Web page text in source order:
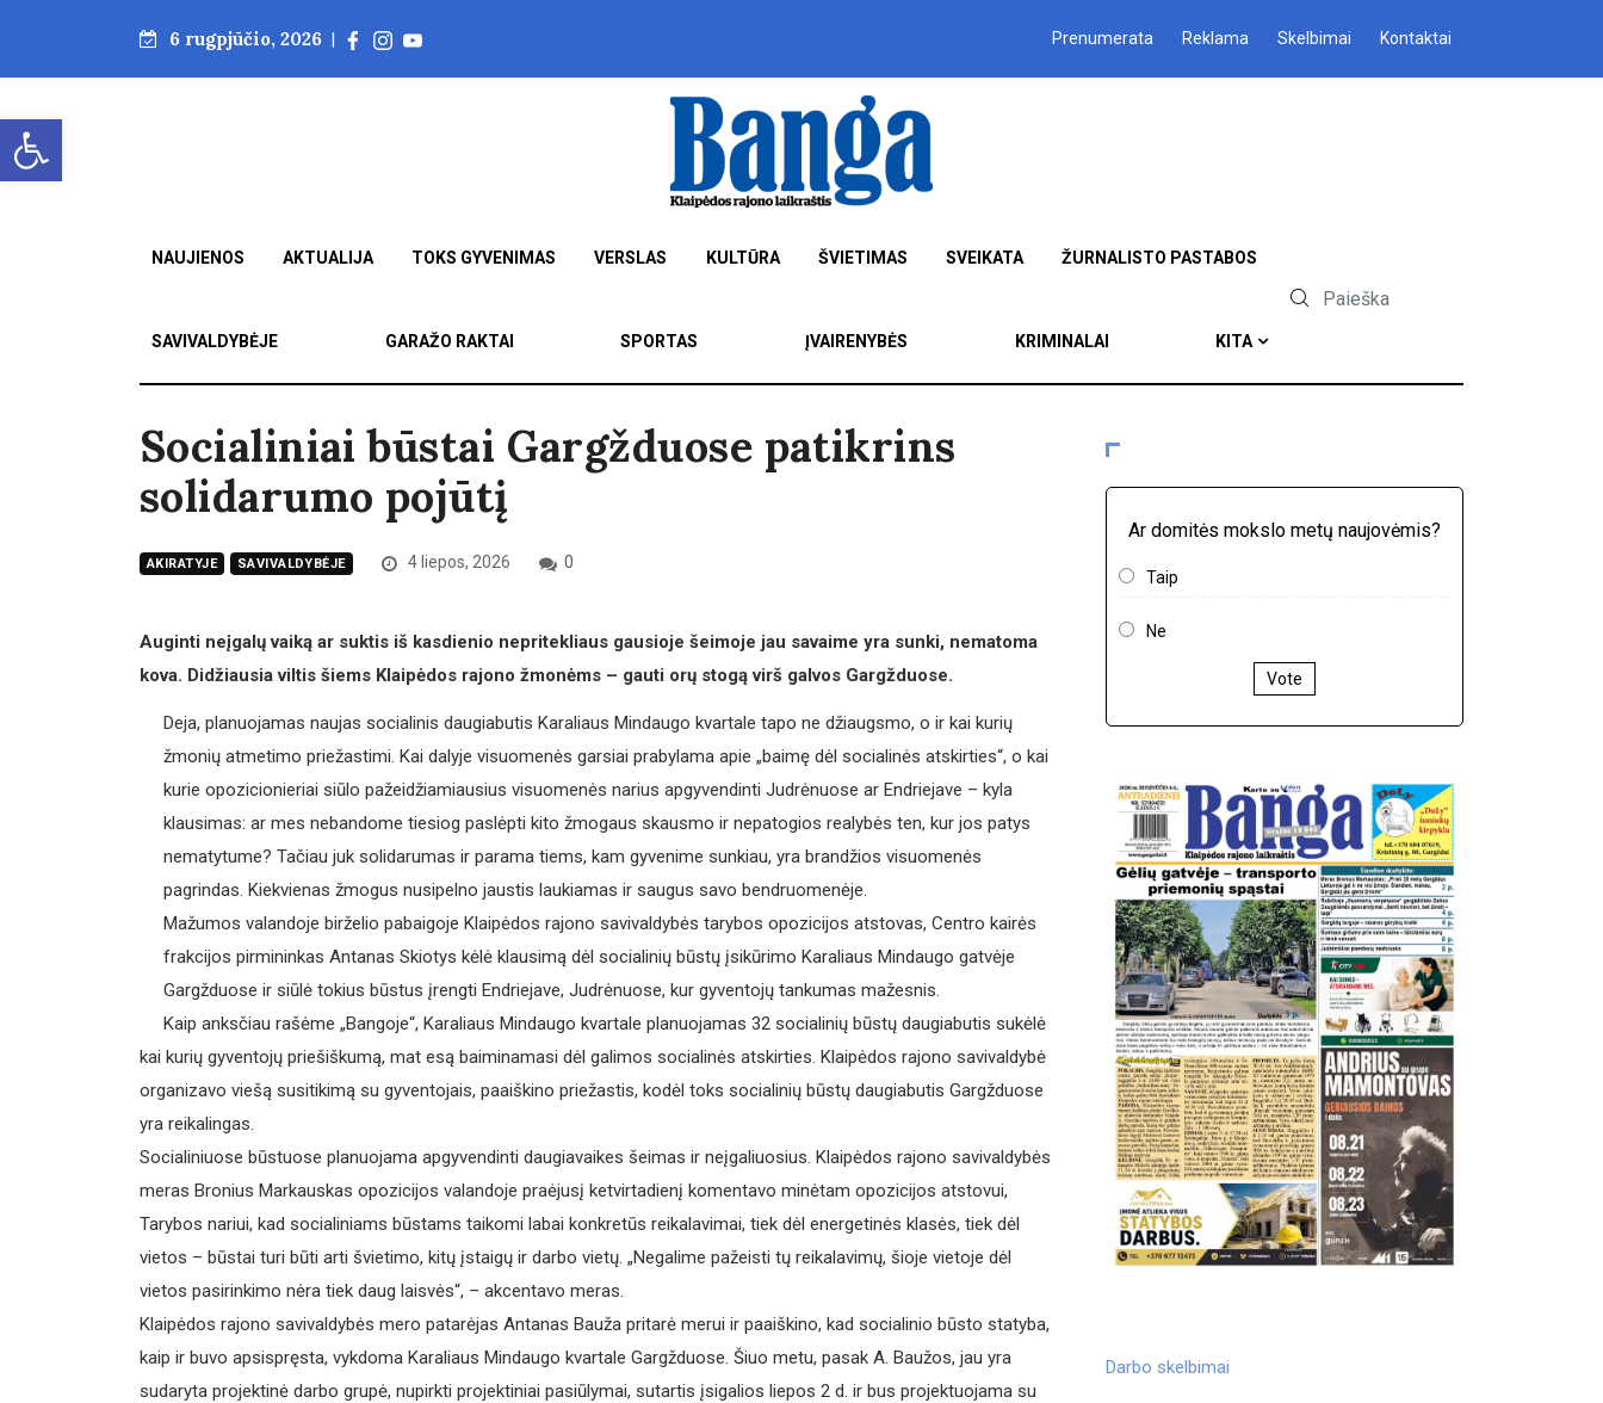
Open toolbar
6 rugpjūčio, 2026 | Prenumerata Reklama Skelbimai Kontaktai
NAUJIENOS AKTUALIJA TOKS GYVENIMAS VERSLAS KULTŪRA ŠVIETIMAS SVEIKATA ŽURNALISTO PASTABOS
SAVIVALDYBĖJE GARAŽO RAKTAI SPORTAS ĮVAIRENYBĖS KRIMINALAI KITA
Socialiniai būstai Gargžduose patikrins
solidarumo pojūtį
AKIRATYJE SAVIVALDYBĖJE 4 liepos, 2026 0
Auginti neįgalų vaiką ar suktis iš kasdienio nepritekliaus gausioje šeimoje jau savaime yra sunki, nematoma
kova. Didžiausia viltis šiems Klaipėdos rajono žmonėms – gauti orų stogą virš galvos Gargžduose.
Deja, planuojamas naujas socialinis daugiabutis Karaliaus Mindaugo kvartale tapo ne džiaugsmo, o ir kai kurių
žmonių atmetimo priežastimi. Kai dalyje visuomenės garsiai prabylama apie „baimę dėl socialinės atskirties“, o kai
kurie opozicionieriai siūlo pažeidžiamiausius visuomenės narius apgyvendinti Judrėnuose ar Endriejave – kyla
klausimas: ar mes nebandome tiesiog paslėpti kito žmogaus skausmo ir nepatogios realybės ten, kur jos patys
nematytume? Tačiau juk solidarumas ir parama tiems, kam gyvenime sunkiau, yra brandžios visuomenės
pagrindas. Kiekvienas žmogus nusipelno jaustis laukiamas ir saugus savo bendruomenėje.
Mažumos valandoje birželio pabaigoje Klaipėdos rajono savivaldybės tarybos opozicijos atstovas, Centro kairės
frakcijos pirmininkas Antanas Skiotys kėlė klausimą dėl socialinių būstų įsikūrimo Karaliaus Mindaugo gatvėje
Gargžduose ir siūlė tokius būstus įrengti Endriejave, Judrėnuose, kur gyventojų tankumas mažesnis.
Kaip anksčiau rašėme „Bangoje“, Karaliaus Mindaugo kvartale planuojamas 32 socialinių būstų daugiabutis sukėlė
kai kurių gyventojų priešiškumą, mat esą baiminamasi dėl galimos socialinės atskirties. Klaipėdos rajono savivaldybė
organizavo viešą susitikimą su gyventojais, paaiškino priežastis, kodėl toks socialinių būstų daugiabutis Gargžduose
yra reikalingas.
Socialiniuose būstuose planuojama apgyvendinti daugiavaikes šeimas ir neįgaliuosius. Klaipėdos rajono savivaldybės
meras Bronius Markauskas opozicijos valandoje praėjusį ketvirtadienį komentavo minėtam opozicijos atstovui,
Tarybos nariui, kad socialiniams būstams taikomi labai konkretūs reikalavimai, tiek dėl energetinės klasės, tiek dėl
vietos – būstai turi būti arti švietimo, kitų įstaigų ir darbo vietų. „Negalime pažeisti tų reikalavimų, šioje vietoje dėl
vietos pasirinkimo nėra tiek daug laisvės“, – akcentavo meras.
Klaipėdos rajono savivaldybės mero patarėjas Antanas Bauža pritarė merui ir paaiškino, kad socialinio būsto statyba,
kaip ir buvo apsispręsta, vykdoma Karaliaus Mindaugo kvartale Gargžduose. Šiuo metu, pasak A. Baužos, jau yra
sudaryta projektinė darbo grupė, nupirkti projektiniai pasiūlymai, sutartis įsigalios liepos 2 d. ir bus projektuojama su
Ar domitės mokslo metų naujovėmis?
Taip
Ne
Vote
Darbo skelbimai